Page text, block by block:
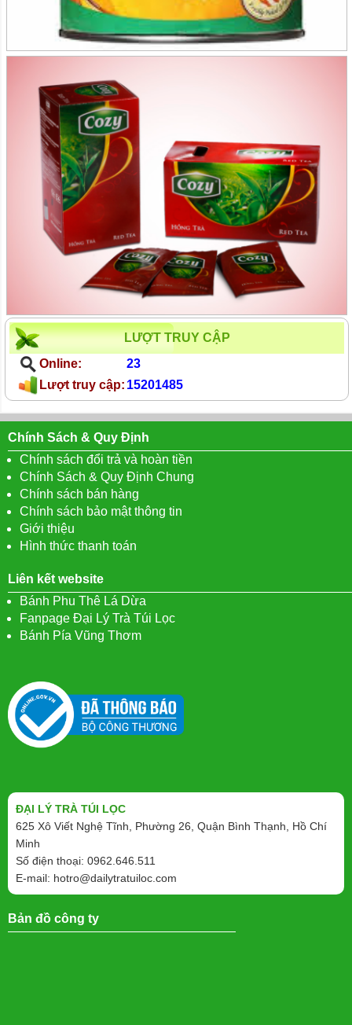
LƯỢT TRUY CẬP
Online:
23
Lượt truy cập: 15201485
Chính Sách & Quy Định
Chính sách đổi trả và hoàn tiền
Chính Sách & Quy Định Chung
Chính sách bán hàng
Chính sách bảo mật thông tin
Giới thiệu
Hình thức thanh toán
Liên kết website
Bánh Phu Thê Lá Dừa
Fanpage Đại Lý Trà Túi Lọc
Bánh Pía Vũng Thơm
ĐẠI LÝ TRÀ TÚI LỌC
625 Xô Viết Nghệ Tĩnh, Phường 26, Quận Bình Thạnh, Hồ Chí
Minh
Số điện thoại: 0962.646.511
E-mail: hotro@dailytratuiloc.com
Bản đồ công ty